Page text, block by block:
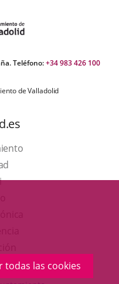
todas las cookies
Teléfono:+34 983 426 100
de Valladolid
en
una
aplicación
externa.